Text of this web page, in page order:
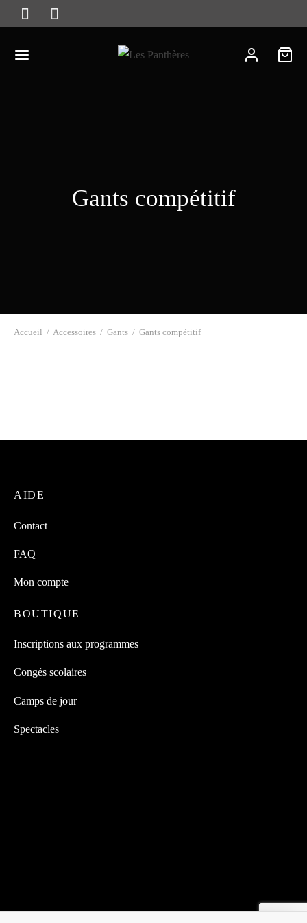
Gants compétitif
Accueil / Accessoires / Gants / Gants compétitif
62,62$
AIDE
Contact
FAQ
Mon compte
BOUTIQUE
Inscriptions aux programmes
Congés scolaires
Camps de jour
Spectacles